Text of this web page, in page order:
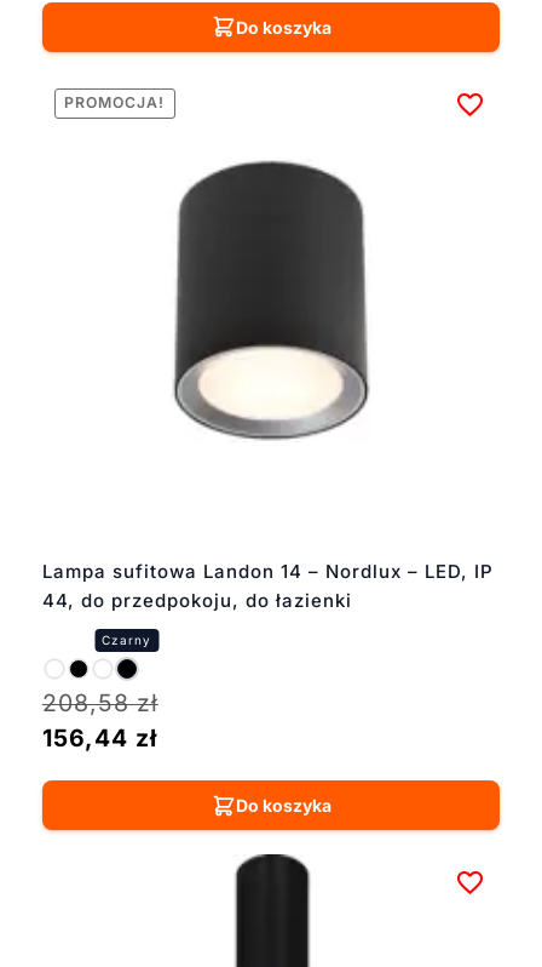
Do koszyka
Lampa sufitowa Landon 14 – Nordlux – LED, IP
44, do przedpokoju, do łazienki
PROMOCJA!
208,58zł
156,44 zł
Do koszyka